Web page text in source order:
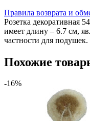
Правила возврата и
Розетка декоративная
имеет длину – 6.7 см,
частности для подушек.
Похожие
-16%